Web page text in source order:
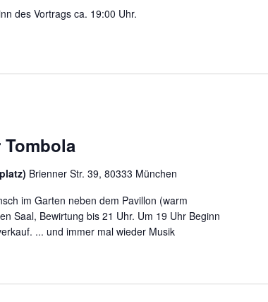
des Vortrags ca. 19:00 Uhr.
Brienner Str. 39, 80333 München
im Garten neben dem Pavillon (warm
Saal, Bewirtung bis 21 Uhr. Um 19 Uhr Beginn
... und immer mal wieder Musik